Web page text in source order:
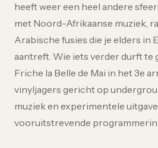
heeft weer een heel andere
met Noord-Afrikaanse muziek,
Arabische fusies die je elders in
aantreft. Wie iets verder durft te
Friche la Belle de Mai in het 3e
vinyljagers gericht op
muziek en experimentele
vooruitstrevende